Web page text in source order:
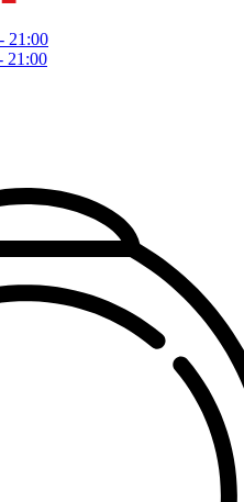
21:00
21:00